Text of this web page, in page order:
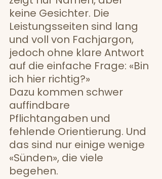
keine Gesichter. Die
Leistungsseiten sind lang
und voll von Fachjargon,
jedoch ohne klare Antwort
auf die einfache Frage: «Bin
ich hier richtig?»
Dazu kommen schwer
auffindbare
Pflichtangaben und
fehlende Orientierung. Und
das sind nur einige wenige
«Sünden», die viele
begehen.